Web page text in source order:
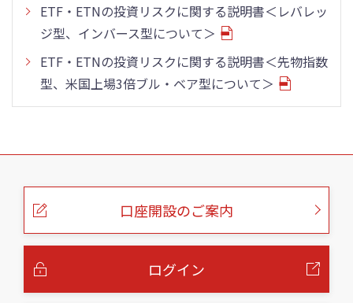
ETF・ETNの投資リスクに関する説明書＜レバレッ
ジ型、インバース型について＞
ETF・ETNの投資リスクに関する説明書＜先物指数
型、米国上場3倍ブル・ベア型について＞
こ
口座開設のご案内
ログイン